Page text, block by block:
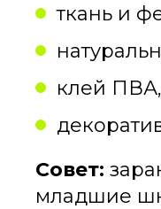
ткань и
клей
Совет:
младшие